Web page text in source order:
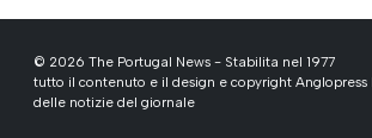
© 2026 The Portugal News - Stabilita nel 1977
tutto il contenuto e il design e copyright Anglopress
delle notizie del giornale